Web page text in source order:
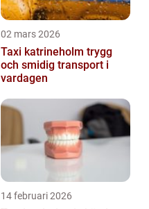
02 mars 2026
Taxi katrineholm trygg
och smidig transport i
vardagen
14 februari 2026